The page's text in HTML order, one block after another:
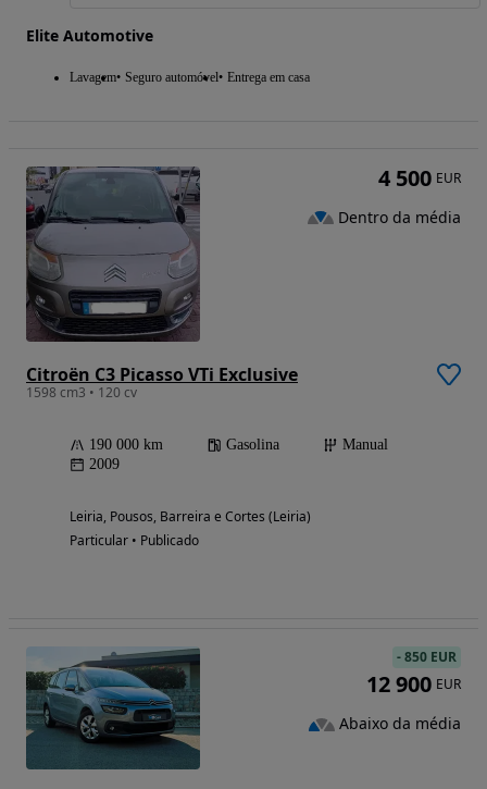
Elite Automotive
Lavagem Seguro automóvel Entrega em casa
Citroën C3 Picasso VTi Exclusive
1598 cm3 • 120 cv
190 000 km Gasolina
Manual
2009
Leiria, Pousos, Barreira e Cortes (Leiria)
Particular • Publicado
4 500 EUR
Dentro da média
-850 EUR
12 900 EUR
Abaixo da média